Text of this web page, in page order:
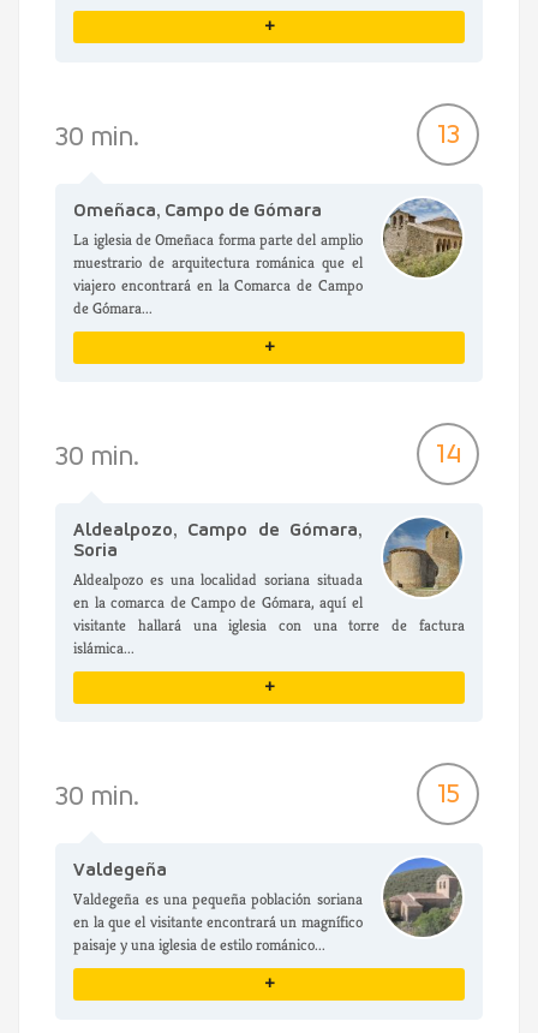
+
30 min. 13
Omeñaca, Campo de Gómara
La iglesia de Omeñaca forma parte del amplio
muestrario de arquitectura románica que el
viajero encontrará en la Comarca de Campo
de Gómara...
+
30 min. 14
Aldealpozo, Campo de Gómara,
Soria
Aldealpozo es una localidad soriana situada
en la comarca de Campo de Gómara, aquí el
visitante hallará una iglesia con una torre de factura
islámica...
+
30 min. 15
Valdegeña
Valdegeña es una pequeña población soriana
en la que el visitante encontrará un magnífico
paisaje y una iglesia de estilo románico...
+